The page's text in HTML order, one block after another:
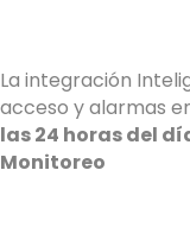
La integración
acceso y alarmas
las 24 horas del
Monitoreo